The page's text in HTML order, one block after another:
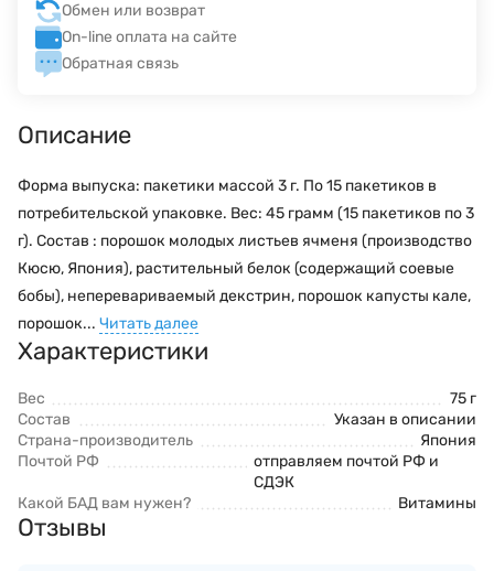
Обмен или возврат
On-line оплата на сайте
Обратная связь
Описание
Форма выпуска: пакетики массой 3 г. По 15 пакетиков в
потребительской упаковке. Вес: 45 грамм (15 пакетиков по 3
г). Состав : порошок молодых листьев ячменя (производство
Кюсю, Япония), растительный белок (содержащий соевые
бобы), неперевариваемый декстрин, порошок капусты кале,
порошок... Читать далее
Характеристики
Вес
75 г
Состав
Указан в описании
Страна-производитель
Япония
Почтой РФ
отправляем почтой РФ и
СДЭК
Какой БАД вам нужен?
Витамины
Отзывы